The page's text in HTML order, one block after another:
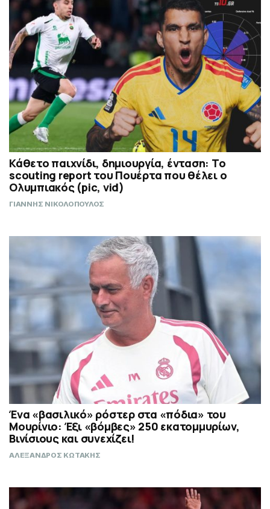
Κάθετο παιχνίδι, δημιουργία, ένταση: Το
scouting report του Πουέρτα που θέλει ο
Ολυμπιακός (pic, vid)
ΓΙΑΝΝΗΣ ΝΙΚΟΛΟΠΟΥΛΟΣ
Ένα «βασιλικό» ρόστερ στα «πόδια» του
Μουρίνιο: Έξι «βόμβες» 250 εκατομμυρίων,
Βινίσιους και συνεχίζει!
ΑΛΕΞΑΝΔΡΟΣ ΚΩΤΑΚΗΣ